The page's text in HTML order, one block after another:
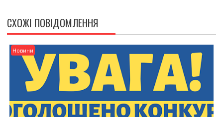
А
Ц
І
Я
З
С
СХОЖІ ПОВІДОМЛЕННЯ
Новини